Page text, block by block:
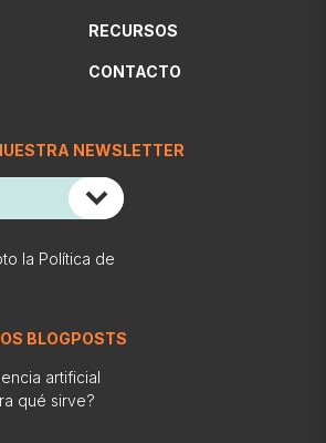
RECURSOS
CONTACTO
NEWSLETTER
la Política de
BLOGPOSTS
artificial
qué sirve?